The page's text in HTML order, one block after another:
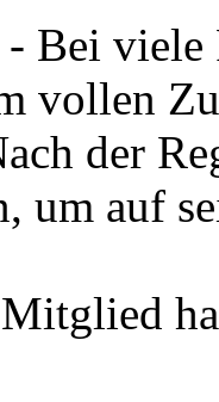
- Bei viele
vollen
der
um auf